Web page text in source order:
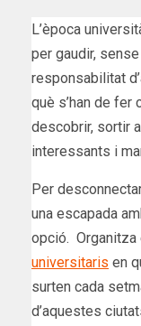
L’època
per gaudir,
responsabilitat
què s’han de fer
descobrir, sortir
interessants i
Per
una escapada
opció. Organitza
universitaris en
surten cada
d’aquestes